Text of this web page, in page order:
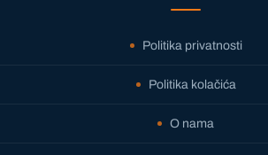
Politika privatnosti
Politika kolačića
O nama